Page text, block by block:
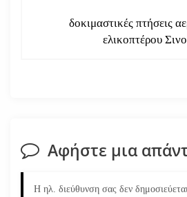
η
ά
δοκιμαστικές πτήσεις
ελικοπτέρου
Αφήστε μια
Η ηλ. διεύθυνση σας δεν